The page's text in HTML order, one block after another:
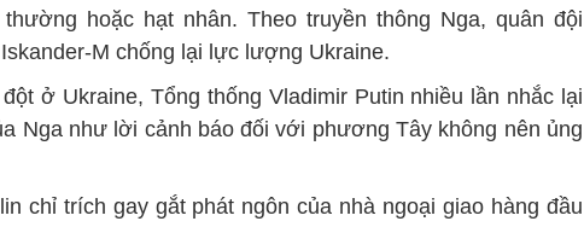
hoặc hạt nhân. Theo truyền thông Nga, quân đội
M chống lại lực lượng Ukraine.
ở Ukraine, Tổng thống Vladimir Putin nhiều lần nhắc lại
Nga như lời cảnh báo đối với phương Tây không nên ủng
chỉ trích gay gắt phát ngôn của nhà ngoại giao hàng đầu